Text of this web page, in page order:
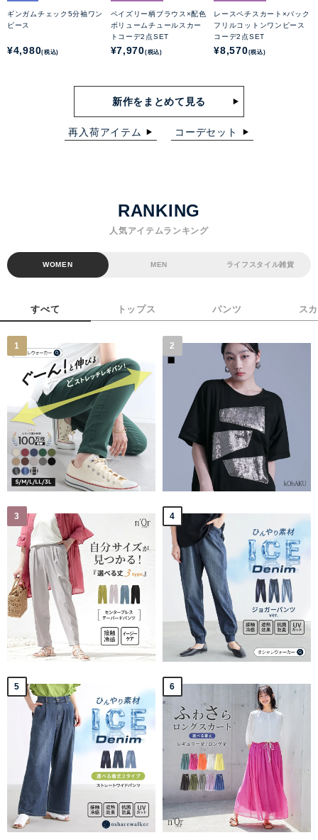
ギンガムチェック5分袖ワン
ピース
¥4,980(税込)
ペイズリー柄ブラウス×配色
ボリュームチュールスカー
トコーデ2点SET
¥7,970(税込)
レースペチスカート×バック
フリルコットンワンピース
コーデ2点SET
¥8,570(税込)
新作をまとめて見る
再入荷アイテム コーデセット
RANKING
人気アイテムランキング
WOMEN MEN ライフスタイル雑貨
すべて トップス パンツ ス